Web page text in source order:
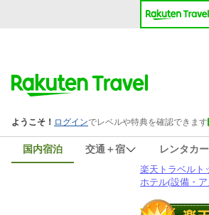
国内宿泊 交通＋宿 レンタカー
楽天トラベルト
ホテル(設備・